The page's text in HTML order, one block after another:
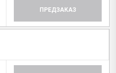
ПРЕДЗАКАЗ